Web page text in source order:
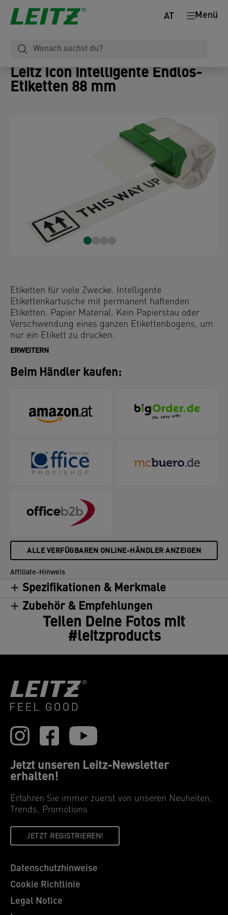
Menü
AT
Leitz Icon intelligente Endlos-
Etiketten 88 mm
Etiketten für viele Zwecke. Intelligente
Etikettenkartusche mit permanent haftenden
Etiketten. Papier Material. Kein Papierstau oder
Verschwendung eines ganzen Etikettenbogens, um
nur ein Etikett zu drucken.
ERWEITERN
Beim Händler kaufen:
ALLE VERFÜGBAREN ONLINE-HÄNDLER ANZEIGEN
Affiliate-Hinweis
Spezifikationen & Merkmale
Zubehör & Empfehlungen
Teilen Deine Fotos mit
#leitzproducts
Jetzt unseren Leitz-Newsletter
erhalten!
Erfahren Sie immer zuerst von unseren Neuheiten,
Trends, Promotions
JETZT REGISTRIEREN!
Datenschutzhinweise
Cookie Richtlinie
Legal Notice